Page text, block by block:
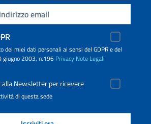
dei miei dati personali ai sensi del GDPR e del
giugno 2003, n.196 Privacy Note Legali
Newsletter per ricevere
di questa sede